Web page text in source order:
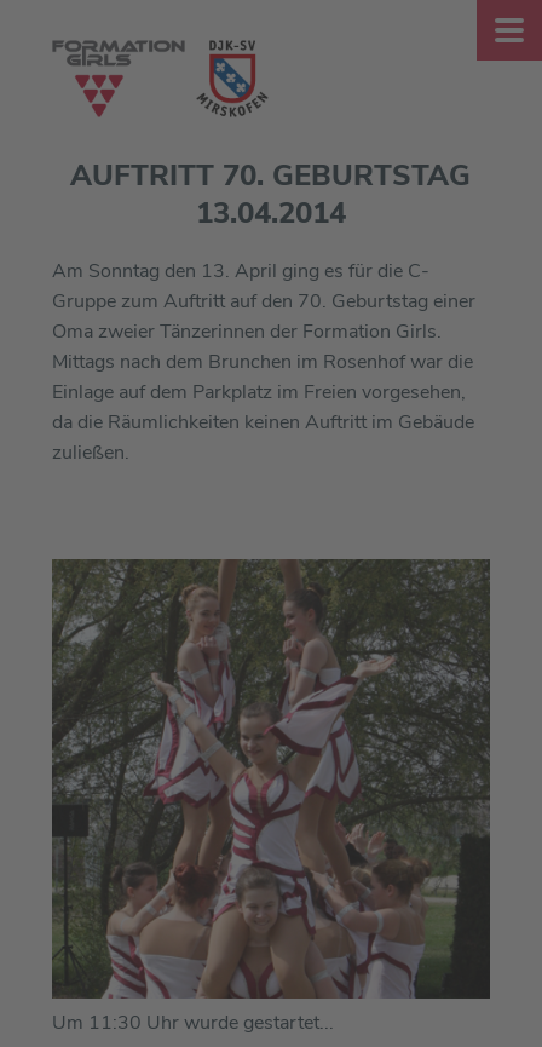
AUFTRITT 70. GEBURTSTAG
13.04.2014
Am Sonntag den 13. April ging es für die C-
Gruppe zum Auftritt auf den 70. Geburtstag einer
Oma zweier Tänzerinnen der Formation Girls.
Mittags nach dem Brunchen im Rosenhof war die
Einlage auf dem Parkplatz im Freien vorgesehen,
da die Räumlichkeiten keinen Auftritt im Gebäude
zuließen.
Um 11:30 Uhr wurde gestartet...